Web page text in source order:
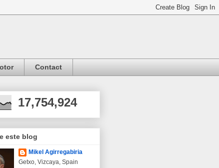
Contact
17,754,924
este blog
Mikel Agirregabiria
Getxo, Vizcaya, Spain